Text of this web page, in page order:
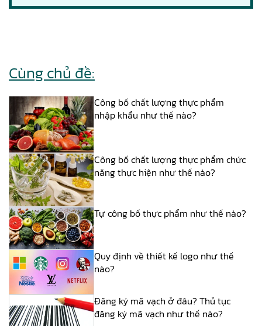
Cùng chủ đề:
Công bố chất lượng thực phẩm
nhập khẩu như thế nào?
Công bố chất lượng thực phẩm chức
năng thực hiện như thế nào?
Tự công bố thực phẩm như thế nào?
Quy định về thiết kế logo như thế
nào?
Đăng ký mã vạch ở đâu? Thủ tục
đăng ký mã vạch như thế nào?